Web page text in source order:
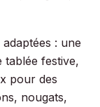
: une
tablée festive,
pour des
nougats,